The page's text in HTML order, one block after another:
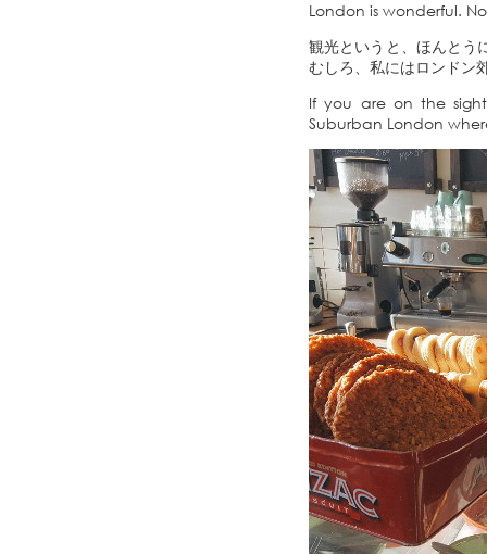
London is wonderful.
観光というと、ほんとう
むしろ、私にはロンドン
If you are on the
Suburban London